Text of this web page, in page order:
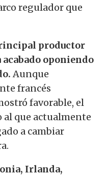
regulador que
productor
acabado oponiendo
Aunque
francés
favorable, el
que actualmente
a cambiar
Irlanda,